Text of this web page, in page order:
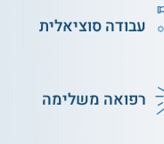
עבודה סוציאלית
רפואה משלימה